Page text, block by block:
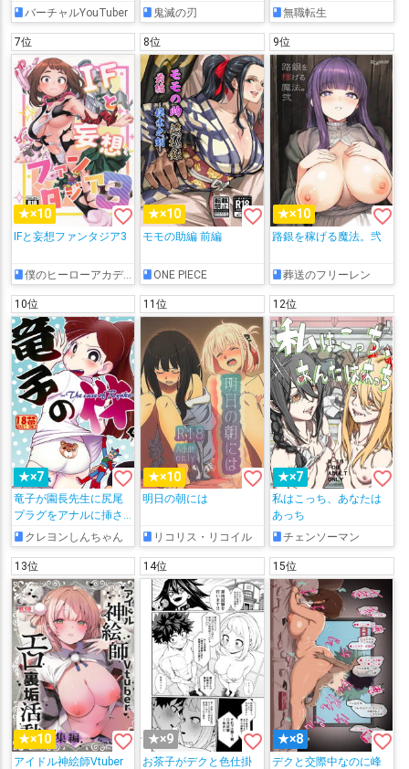
いコトをされてしまう
本。
バーチャルYouTuber 鬼滅の刃
ス達がデカマラで犯さ
れてアヘったり、ボテ
腹ロキシーが騎乗位で
感じちゃうハーレム本!!
無職転生
7位
★×10 favorite_border
IFと妄想ファンタジア3
僕のヒーローアカデミア
8位
★×10 favorite_border
モモの助編 前編
ONE PIECE
9位
★×10 favorite_border
路銀を稼げる魔法。弐
葬送のフリーレン
10位
★×7 favorite_border
竜子が園長先生に尻尾
プラグをアナルに挿さ
れて放尿させられた
り、フェラチオやバッ
クで犯される妄想をす
る!!
クレヨンしんちゃん
11位
★×10 favorite_border
明日の朝には
リコリス・リコイル
12位
★×7 favorite_border
私はこっち、あなたは
あっち
チェンソーマン
13位
★×10 favorite_border
アイドル神絵師Vtuber
14位
★×9 favorite_border
お茶子がデクと色仕掛
15位
★×8 favorite_border
デクと交際中なのに峰